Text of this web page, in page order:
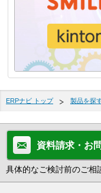
ERPナビ トップ 製品を探
資料請求・お
具体的なご検討前のご相